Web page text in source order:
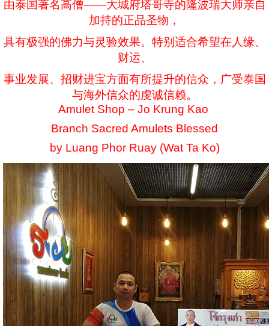
由泰国著名高僧——大城府塔哥寺的隆波瑞大师亲自
加持的正品圣物，
具有极强的佛力与灵验效果。特别适合希望在人缘、
财运、
事业发展、招财进宝方面有所提升的信众，广受泰国
与海外信众的虔诚信赖。
Amulet Shop – Jo Krung Kao
Branch Sacred Amulets Blessed
by Luang Phor Ruay (Wat Ta Ko)